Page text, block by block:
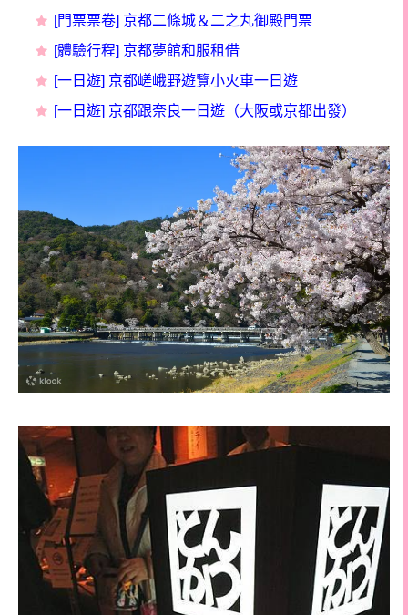
[門票票卷] 京都二條城＆二之丸御殿門票
[體驗行程] 京都夢館和服租借
[一日遊] 京都嵯峨野遊覽小火車一日遊
[一日遊] 京都跟奈良一日遊（大阪或京都出發）